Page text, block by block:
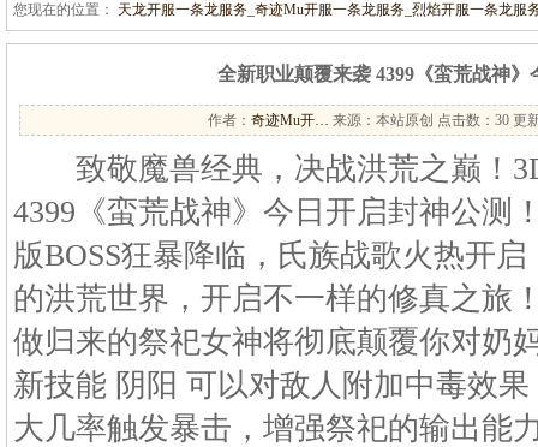
您现在的位置： 天龙开服一条龙服务_奇迹Mu开服一条龙服务_烈焰开服一条龙服
全新职业颠覆来袭 4399《蛮荒战神》
作者： 奇迹Mu开… 来源：本站原创 点击数： 30 更
致敬魔兽经典，决战洪荒之巅！
4399《蛮荒战神》今日开启封神公测
版BOSS狂暴降临，氏族战歌火热开
的洪荒世界，开启不一样的修真之旅
做归来的祭祀女神将彻底颠覆你对奶
新技能 阴阳 可以对敌人附加中毒效
大几率触发暴击，增强祭祀的输出能